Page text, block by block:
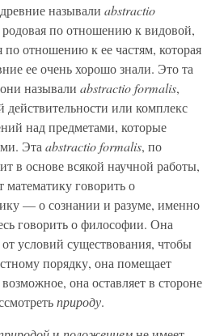
называли abstractio
по отношению к видовой,
отношению к ее частям, которая
ее очень хорошо знали. Это та
называли abstractio formalis,
или комплекс
над предметами, которые
Эта abstractio formalis, по
в основе всякой научной работы,
математику говорить о
— о сознании и разуме, именно
говорить о философии. Она
от условий существования, чтобы
порядку, она помещает
она оставляет в стороне
природу.